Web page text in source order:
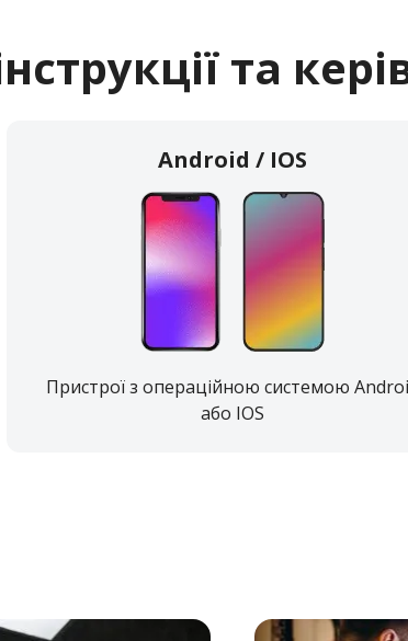
та
Android / IOS
Пристрої з операційною системою
або IOS
Яськи. Універсам “АННА”, вул. Леніна, 79